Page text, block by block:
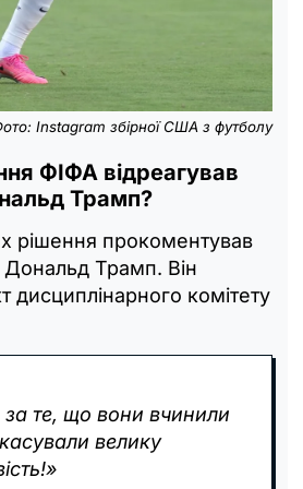
Instagram збірної США з футболу
ФІФА відреагував
Трамп?
рішення прокоментував
Трамп. Він
дисциплінарного комітету
те, що вони вчинили
велику